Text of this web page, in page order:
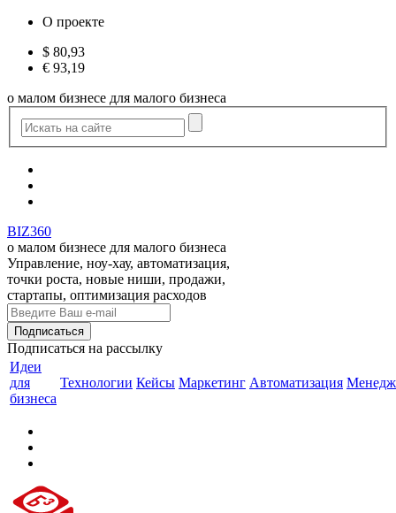
О проекте
$ 80,93
€ 93,19
о малом бизнесе для малого бизнеса
BIZ360
о малом бизнесе для малого бизнеса
Управление, ноу-хау, автоматизация,
точки роста, новые ниши, продажи,
стартапы, оптимизация расходов
Подписаться на рассылку
Идеи
для
бизнеса
Технологии Кейсы Маркетинг Автоматизация